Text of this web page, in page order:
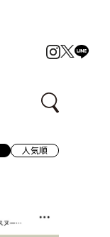
人気順